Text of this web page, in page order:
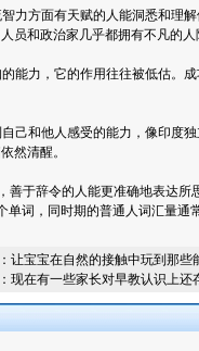
方面有天赋的人能洞悉和理解
员和政治家几乎都拥有不凡的
力，它的作用往往被低估。成
和他人感受的能力，像印度独
然清醒。
辞令的人能更准确地表达所
单词，同时期的普通人词汇量通
让宝宝在自然的接触中玩到那些
现在有一些家长对早教认识上还